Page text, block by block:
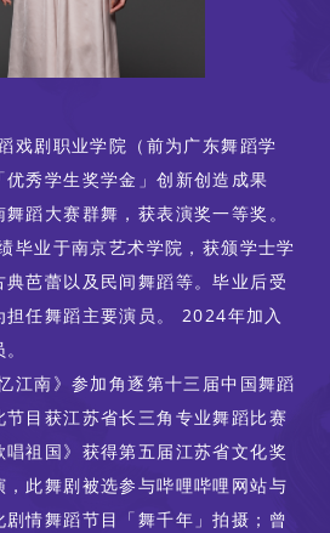
戏剧职业学院（前为广东舞蹈学
秀学生奖学金」创新创造成果
蹈大赛群舞，获表演奖一等奖。
毕业于南京艺术学院，获颁学士学
芭蕾以及民间舞蹈等。毕业后受
任舞蹈主要演员。 2024年加入
江南》参加角逐第十三届中国舞蹈
目获江苏省长三角专业舞蹈比赛
祖国》获得第五届江苏省文化奖
此舞剧被选参与哔哩哔哩网站与
情舞蹈节目「舞千年」拍摄；曾